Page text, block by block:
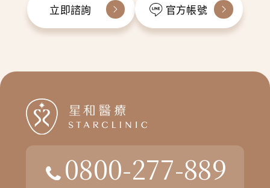
立即諮詢 官方帳號
0800-277-889